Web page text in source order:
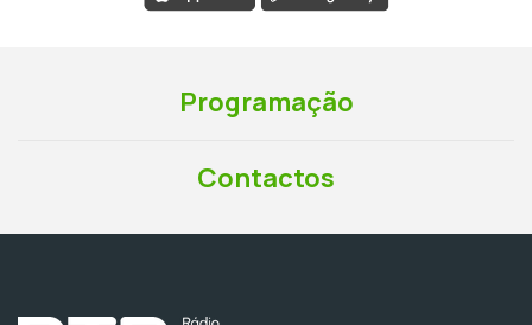
Programação
Contactos